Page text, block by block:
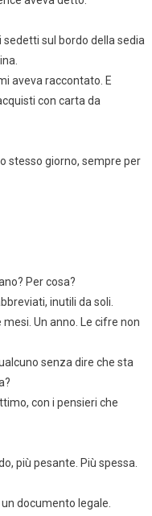
sedetti sul bordo della sedia
aveva raccontato. E
con carta da
stesso giorno, sempre per
Per cosa?
inutili da soli.
Un anno. Le cifre non
senza dire che sta
con i pensieri che
più pesante. Più spessa.
documento legale.